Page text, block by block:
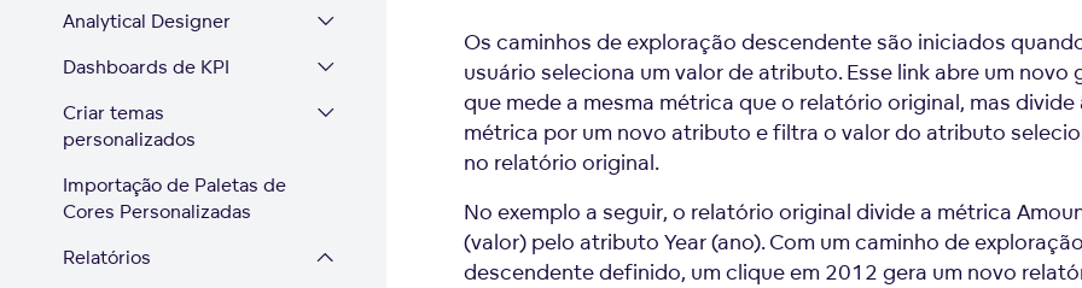
Analytical Designer
Dashboards de KPI
Criar temas
personalizados
Importação de Paletas de
Cores Personalizadas
Relatórios
Os caminhos de exploração descendente são iniciados
usuário seleciona um valor de atributo. Esse link abre um novo
que mede a mesma métrica que o relatório original, mas divide
métrica por um novo atributo e filtra o valor do atributo
no relatório original.
No exemplo a seguir, o relatório original divide a métrica
(valor) pelo atributo Year (ano). Com um caminho de exploração
descendente definido, um clique em 2012 gera um novo